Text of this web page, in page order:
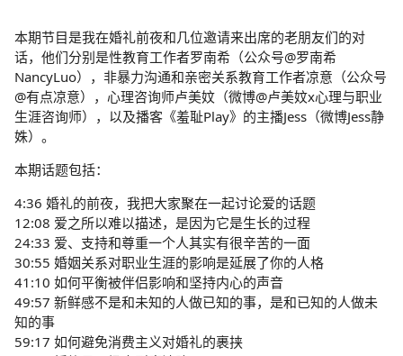
本期节目是我在婚礼前夜和几位邀请来出席的老朋友们的对
话，他们分别是性教育工作者罗南希（公众号@罗南希
NancyLuo），非暴力沟通和亲密关系教育工作者凉意（公众号
@有点凉意），心理咨询师卢美妏（微博@卢美妏x心理与职业
生涯咨询师），以及播客《羞耻Play》的主播Jess（微博Jess静
姝）。
本期话题包括：
4:36 婚礼的前夜，我把大家聚在一起讨论爱的话题
12:08 爱之所以难以描述，是因为它是生长的过程
24:33 爱、支持和尊重一个人其实有很辛苦的一面
30:55 婚姻关系对职业生涯的影响是延展了你的人格
41:10 如何平衡被伴侣影响和坚持内心的声音
49:57 新鲜感不是和未知的人做已知的事，是和已知的人做未
知的事
59:17 如何避免消费主义对婚礼的裹挟